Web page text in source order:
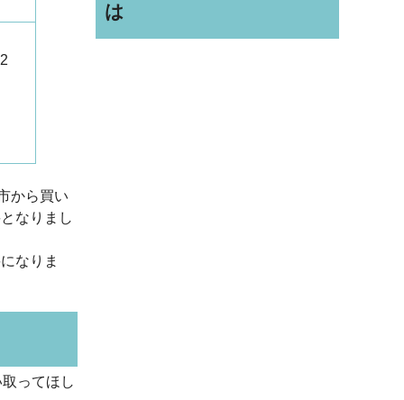
から買い
なりまし
なりま
ってほし
は